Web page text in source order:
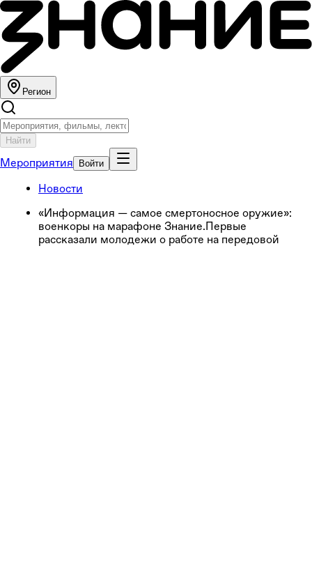
Регион
Найти
Мероприятия Войти
Новости
«Информация — самое смертоносное оружие»:
военкоры на марафоне Знание.Первые
рассказали молодежи о работе на передовой